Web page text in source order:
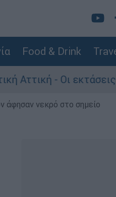
Food & Drink
εκτάσεις που
άφησαν νεκρό στο σημείο